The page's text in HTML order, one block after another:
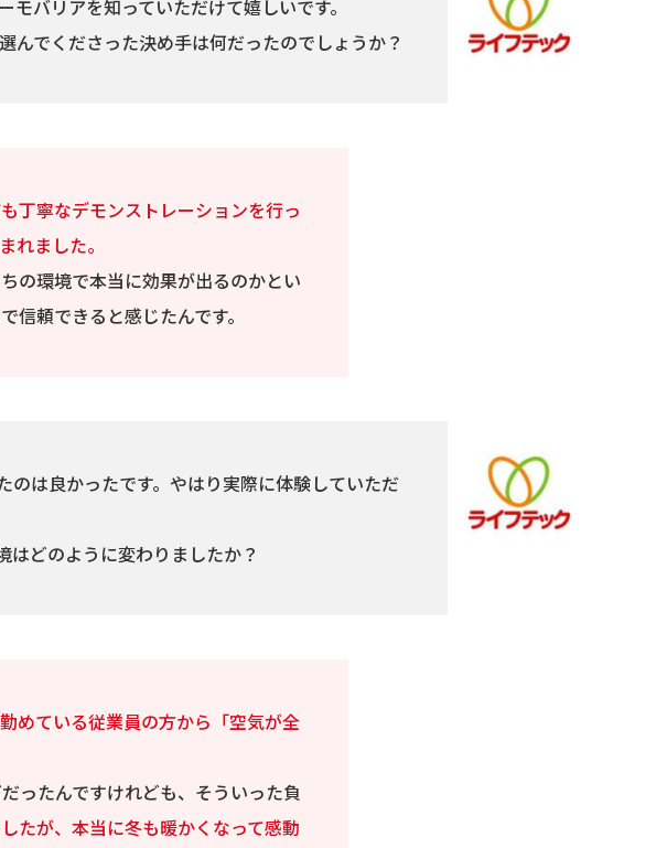
バリアを知っていただけて嬉しいです。
んでくださった決め手は何だったのでしょうか？
丁寧なデモンストレーションを行っ
れました。
の環境で本当に効果が出るのかとい
頼できると感じたんです。
は良かったです。やはり実際に体験していただ
どのように変わりましたか？
めている従業員の方から「空気が全
ったんですけれども、そういった負
たが、本当に冬も暖かくなって感動